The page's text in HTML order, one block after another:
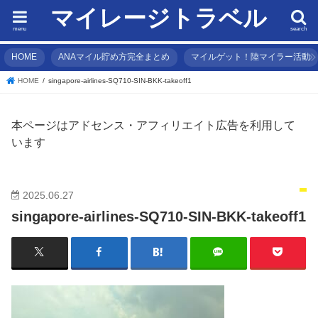
マイレージトラベル search
menu
HOME ANAマイル貯め方完全まとめ マイルゲット！陸マイラー活動
HOME singapore-airlines-SQ710-SIN-BKK-takeoff1
本ページはアドセンス・アフィリエイト広告を利用して
います
2025.06.27
singapore-airlines-SQ710-SIN-BKK-takeoff1